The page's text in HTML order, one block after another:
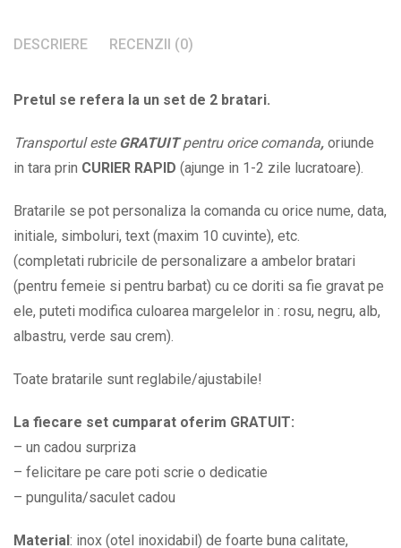
pentru
si
mesajul
Mereu
impreuna
si
o
data
importanta
alegere
quantity
DESCRIERE RECENZII (0)
Pretul se refera la un set de 2 bratari.
Transportul esteGRATUITpentru orice comanda, oriunde
in tara prin CURIER RAPID (ajunge in 1-2 zile lucratoare).
Bratarile se pot personaliza la comanda cu orice nume, data,
initiale, simboluri, text (maxim 10 cuvinte), etc.
(completati rubricile de personalizare a ambelor bratari
(pentru femeie si pentru barbat) cu ce doriti sa fie gravat pe
ele, puteti modifica culoarea margelelor in : rosu, negru, alb,
albastru, verde sau crem).
Toate bratarile sunt reglabile/ajustabile!
La fiecare set cumparat oferim GRATUIT:
– un cadou surpriza
– felicitare pe care poti scrie o dedicatie
– pungulita/saculet cadou
Material : inox (otel inoxidabil) de foarte buna calitate,